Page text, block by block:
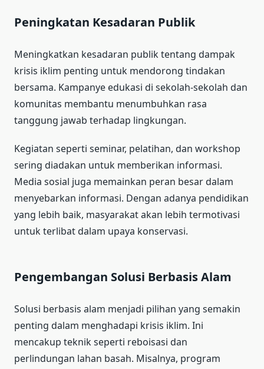
Peningkatan Kesadaran Publik
Meningkatkan kesadaran publik tentang dampak
krisis iklim penting untuk mendorong tindakan
bersama. Kampanye edukasi di sekolah-sekolah dan
komunitas membantu menumbuhkan rasa
tanggung jawab terhadap lingkungan.
Kegiatan seperti seminar, pelatihan, dan workshop
sering diadakan untuk memberikan informasi.
Media sosial juga memainkan peran besar dalam
menyebarkan informasi. Dengan adanya pendidikan
yang lebih baik, masyarakat akan lebih termotivasi
untuk terlibat dalam upaya konservasi.
Pengembangan Solusi Berbasis Alam
Solusi berbasis alam menjadi pilihan yang semakin
penting dalam menghadapi krisis iklim. Ini
mencakup teknik seperti reboisasi dan
perlindungan lahan basah. Misalnya, program